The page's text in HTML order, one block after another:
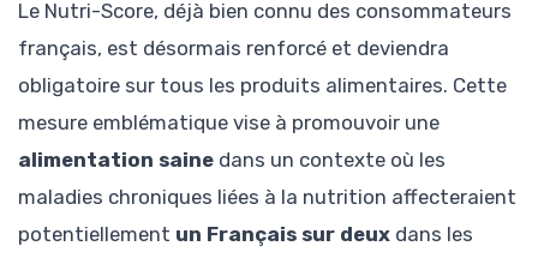
Le Nutri-Score, déjà bien connu des consommateurs
français, est désormais renforcé et deviendra
obligatoire sur tous les produits alimentaires. Cette
mesure emblématique vise à promouvoir une
alimentation saine dans un contexte où les
maladies chroniques liées à la nutrition affecteraient
potentiellement un Français sur deux dans les